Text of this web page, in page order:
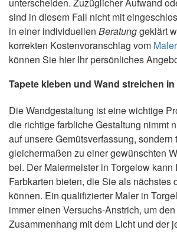
unterscheiden. Zuzüglicher Aufwand
sind in diesem Fall nicht mit
in einer individuellen Beratunggeklärt
korrekten Kostenvoranschlag vom
können Sie hier Ihr persönliches
Tapete kleben und Wand streichen
Die Wandgestaltung ist eine wichtige
die richtige farbliche Gestaltung nimmt
auf unsere Gemütsverfassung, sondern
gleichermaßen zu einer gewünschten
bei. Der Malermeister in Torgelow kann
Farbkarten bieten, die Sie als nächstes
können. Ein qualifizierter Maler in
immer einen Versuchs-Anstrich, um
Zusammenhang mit dem Licht und der